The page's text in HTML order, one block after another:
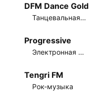
DFM Dance Gold
Танцевальная музыка
Progressive
Электронная музыка
Tengri FM
Рок-музыка